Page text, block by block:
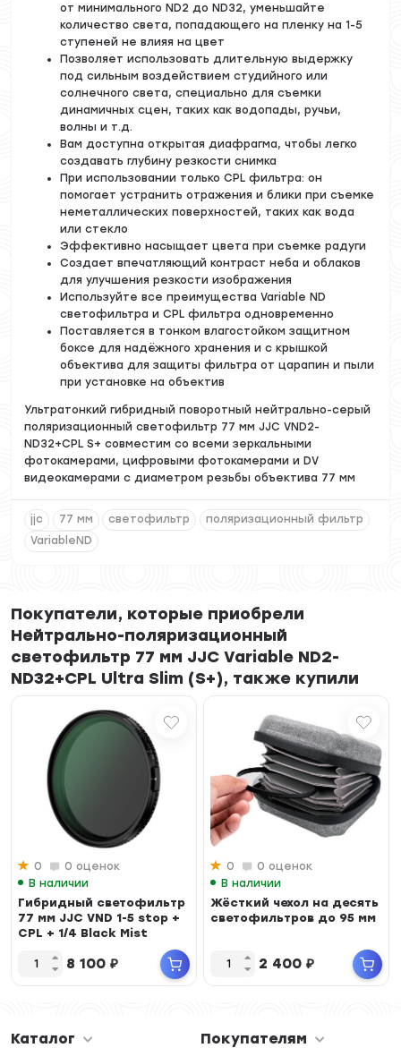
от минимального ND2 до ND32, уменьшайте
количество света, попадающего на пленку на 1-5
ступеней не влияя на цвет
Позволяет использовать длительную выдержку
под сильным воздействием студийного или
солнечного света, специально для съемки
динамичных сцен, таких как водопады, ручьи,
волны и т.д.
Вам доступна открытая диафрагма, чтобы легко
создавать глубину резкости снимка
При использовании только CPL фильтра: он
помогает устранить отражения и блики при съемке
неметаллических поверхностей, таких как вода
или стекло
Эффективно насыщает цвета при съемке радуги
Создает впечатляющий контраст неба и облаков
для улучшения резкости изображения
Используйте все преимущества Variable ND
светофильтра и CPL фильтра одновременно
Поставляется в тонком влагостойком защитном
боксе для надёжного хранения и с крышкой
объектива для защиты фильтра от царапин и пыли
при установке на объектив
Ультратонкий гибридный поворотный нейтрально-серый
поляризационный светофильтр 77 мм JJC VND2-
ND32+CPL S+ совместим со всеми зеркальными
фотокамерами, цифровыми фотокамерами и DV
видеокамерами с диаметром резьбы объектива 77 мм
jjc 77 мм светофильтр
поляризационный фильтр
VariableND
Покупатели, которые приобрели
Нейтрально-поляризационный
светофильтр 77 мм JJC Variable ND2-
ND32+CPL Ultra Slim (S+), также купили
0
0 оценок
В наличии
Гибридный светофильтр
77 мм JJC VND 1-5 stop +
CPL + 1/4 Black Mist
8 100₽
0
0 оценок
В наличии
Жёсткий чехол на десять
светофильтров до 95 мм
2 400₽
Каталог Покупателям